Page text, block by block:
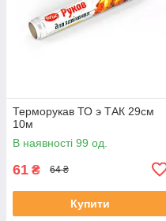
Терморукав ТО э ТАК 29см
10м
В наявності 99 од.
61 ₴ 64 ₴
Купити